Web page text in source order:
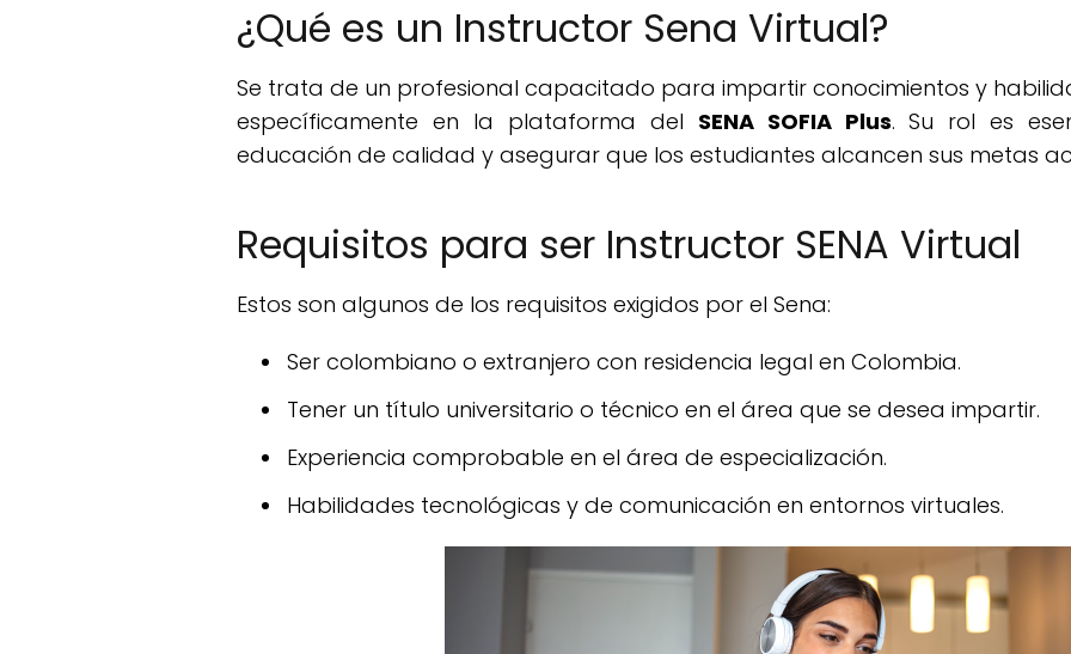
¿Qué es un Instructor Sena Virtual?
Se trata de un profesional capacitado para impartir conocimientos y
específicamente en la plataforma del SENA SOFIA Plus. Su rol es
educación de calidad y asegurar que los estudiantes alcancen sus metas
Requisitos para ser Instructor SENA Virtual
Estos son algunos de los requisitos exigidos por el Sena:
Ser colombiano o extranjero con residencia legal en Colombia.
Tener un título universitario o técnico en el área que se desea impartir.
Experiencia comprobable en el área de especialización.
Habilidades tecnológicas y de comunicación en entornos virtuales.